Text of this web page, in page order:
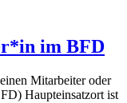
im BFD
Mitarbeiter oder
Haupteinsatzort ist